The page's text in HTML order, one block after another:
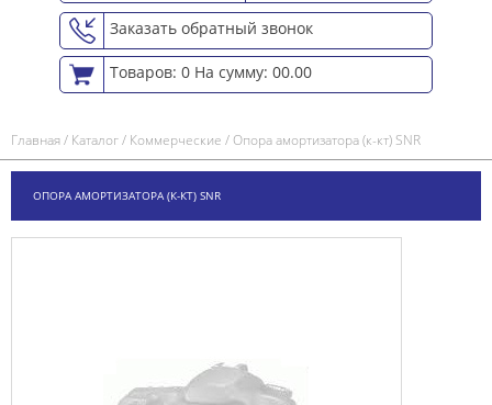
Заказать обратный звонок
Товаров: 0 На сумму: 00.00
Главная/ Каталог/ Коммерческие /Опора амортизатора (к-кт) SNR
ОПОРА АМОРТИЗАТОРА (К-КТ) SNR